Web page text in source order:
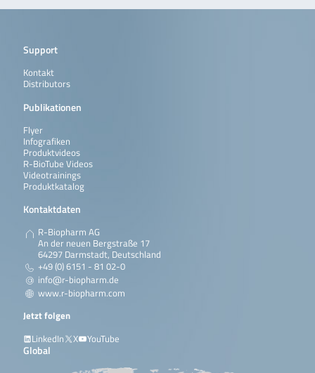
Support
Kontakt
Distributors
Publikationen
Flyer
Infografiken
Produktvideos
R-BioTube Videos
Videotrainings
Produktkatalog
Kontaktdaten
R-Biopharm AG
An der neuen Bergstraße 17
64297 Darmstadt, Deutschland
+49 (0) 6151 - 81 02-0
info@r-biopharm.de
www.r-biopharm.com
Jetzt folgen
LinkedIn
X YouTube
Global